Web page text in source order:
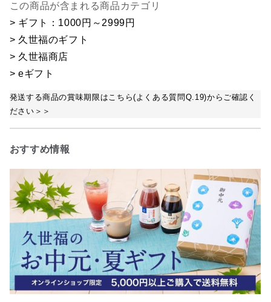
この商品が含まれる商品カテゴリ
> ギフト：1000円～2999円
> 久世福のギフト
> 久世福商店
> eギフト
発送する商品の賞味期限はこちら(よくある質問Q.19)からご確認く
ださい＞＞
おすすめ情報